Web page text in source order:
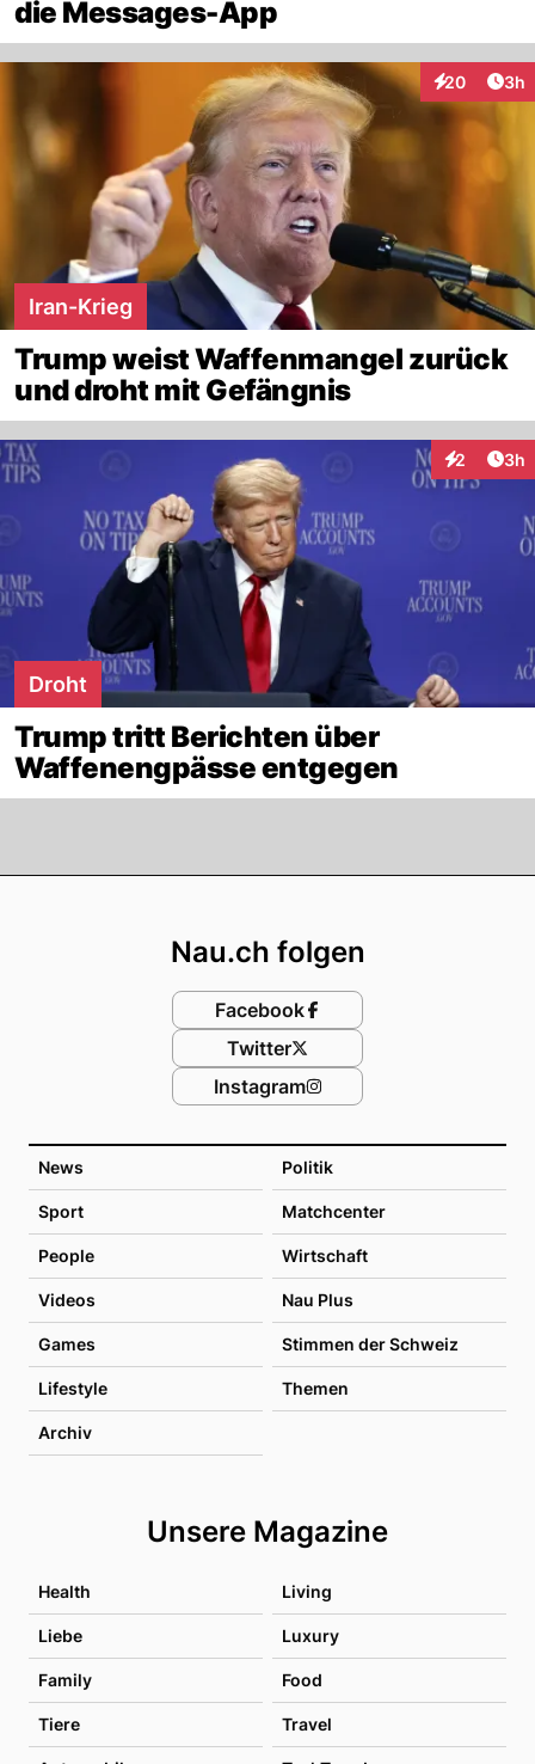
die Messages-App
20
Interaktionen
3h
Iran-Krieg
Trump weist Waffenmangel zurück
und droht mit Gefängnis
2 3h
Droht
Trump tritt Berichten über
Waffenengpässe entgegen
News Politik
Sport Matchcenter
People Wirtschaft
Videos Nau Plus
Games Stimmen der Schweiz
Lifestyle Themen
Archiv
Unsere Magazine
Health Living
Liebe Luxury
Family Food
Tiere Travel
Nau.ch folgen
Facebook
Twitter
Instagram